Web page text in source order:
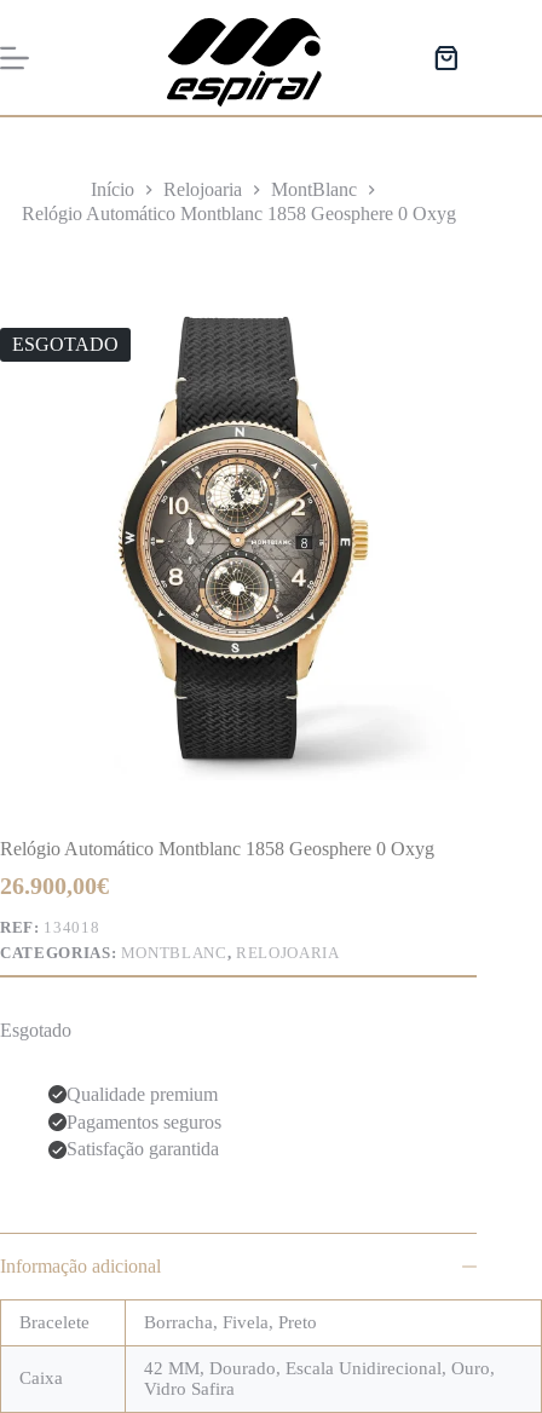
o
conteúdo
Carrinho
Início Relojoaria
MontBlanc
Relógio Automático Montblanc 1858 Geosphere 0 Oxyg
ESGOTADO
Relógio Automático Montblanc 1858 Geosphere 0 Oxyg
26.900,00€
REF: 134018
CATEGORIAS: MONTBLANC, RELOJOARIA
Esgotado
Qualidade premium
Pagamentos seguros
Satisfação garantida
Informação adicional
Bracelete Borracha, Fivela, Preto
Caixa 42 MM, Dourado, Escala Unidirecional, Ouro,
Vidro Safira